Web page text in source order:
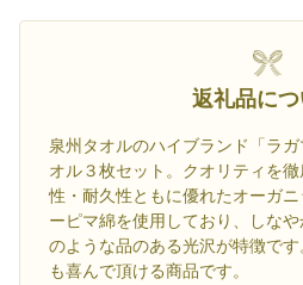
返礼品に
泉州タオルのハイブランド「ラ
オル３枚セット。クオリティを
性・耐久性ともに優れたオーガ
ーピマ綿を使用しており、しな
のような品のある光沢が特徴で
も喜んで頂ける商品です。